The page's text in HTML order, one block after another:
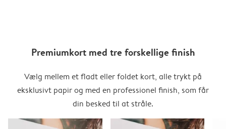
Premiumkort med tre forskellige finish
Vælg mellem et fladt eller foldet kort, alle trykt på
eksklusivt papir og med en professionel finish, som får
din besked til at stråle.